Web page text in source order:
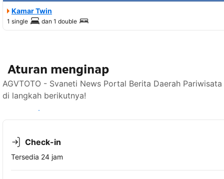
Kamar Twin
1 single dan 1 double
Aturan menginap
AGVTOTO - Svaneti News Portal Berita Daerah
di langkah berikutnya!
Lihat ketersediaan
Check-in
Tersedia 24 jam